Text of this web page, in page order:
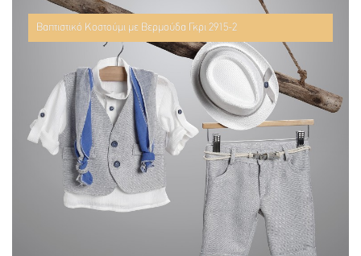
Βαπτιστικό Κοστούμι με Βερμούδα Γκρι 2915-2